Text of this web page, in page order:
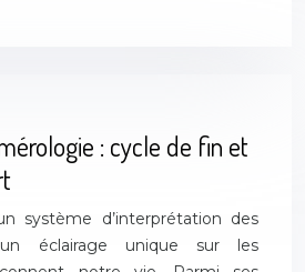
: cycle de fin et
système d’interprétation des
éclairage unique sur les